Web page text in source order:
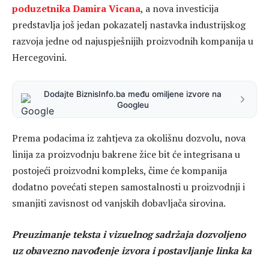
poduzetnika Damira Vicana, a nova investicija
predstavlja još jedan pokazatelj nastavka industrijskog
razvoja jedne od najuspješnijih proizvodnih kompanija u
Hercegovini.
Dodajte BiznisInfo.ba među omiljene izvore na
Googleu
Prema podacima iz zahtjeva za okolišnu dozvolu, nova
linija za proizvodnju bakrene žice bit će integrisana u
postojeći proizvodni kompleks, čime će kompanija
dodatno povećati stepen samostalnosti u proizvodnji i
smanjiti zavisnost od vanjskih dobavljača sirovina.
Preuzimanje teksta i vizuelnog sadržaja dozvoljeno
uz obavezno navođenje izvora i postavljanje linka ka